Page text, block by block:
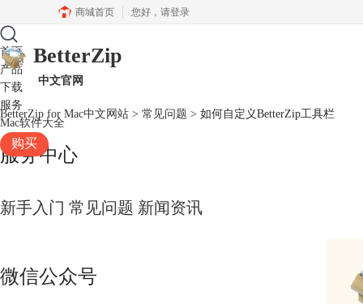
商城首页 您好， 请登录
BetterZip
中文官网
首页
产品
下载
服务
Mac软件大全
购买
BetterZip for Mac中文网站 > 常见问题 > 如何自定义BetterZip工具栏
服务中心
新手入门 常见问题 新闻资讯
微信公众号